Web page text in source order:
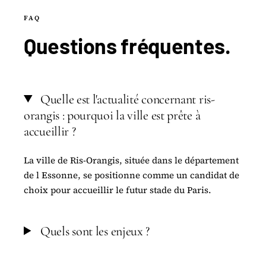
FAQ
Questionsfréquentes.
Quelle est l'actualité concernant ris-
orangis : pourquoi la ville est prête à
accueillir ?
La ville de Ris-Orangis, située dans le département
de l Essonne, se positionne comme un candidat de
choix pour accueillir le futur stade du Paris.
Quels sont les enjeux ?